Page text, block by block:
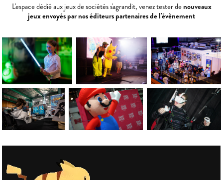
L'espace dédié aux jeux de sociétés s'agrandit, venez tester denouveaux
jeux envoyés par nos éditeurs partenaires de l'évènement